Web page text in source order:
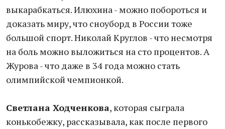
выкарабкаться. Илюхина - можно побороться и
доказать миру, что сноуборд в России тоже
большой спорт. Николай Круглов - что несмотря
на боль можно выложиться на сто процентов. А
Журова - что даже в 34 года можно стать
олимпийской чемпионкой.
Светлана Ходченкова, которая сыграла
конькобежку, рассказывала, как после первого